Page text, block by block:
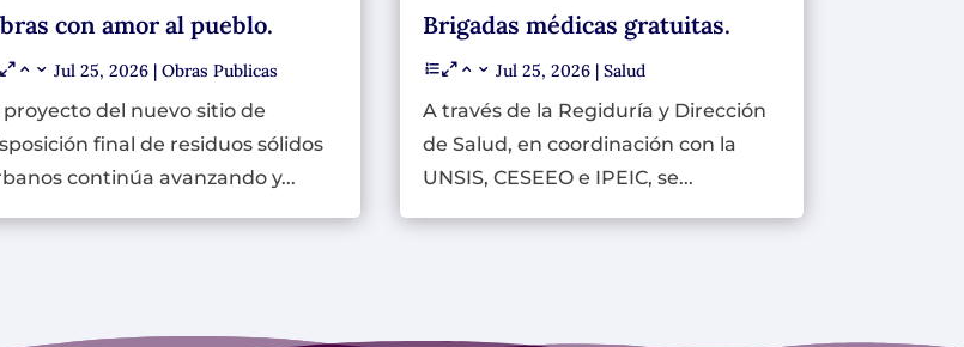
con amor al pueblo.
Jul 25, 2026| Obras Publicas
proyecto del nuevo sitio de
final de residuos sólidos
continúa avanzando y...
Brigadas médicas gratuitas.
Jul 25, 2026| Salud
A través de la Regiduría y Dirección
de Salud, en coordinación con la
UNSIS, CESEEO e IPEIC, se...